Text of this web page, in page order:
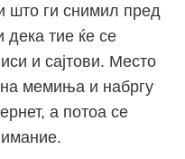
што ги снимил пред
дека тие ќе се
и сајтови. Место
мемиња и набргу
а потоа се